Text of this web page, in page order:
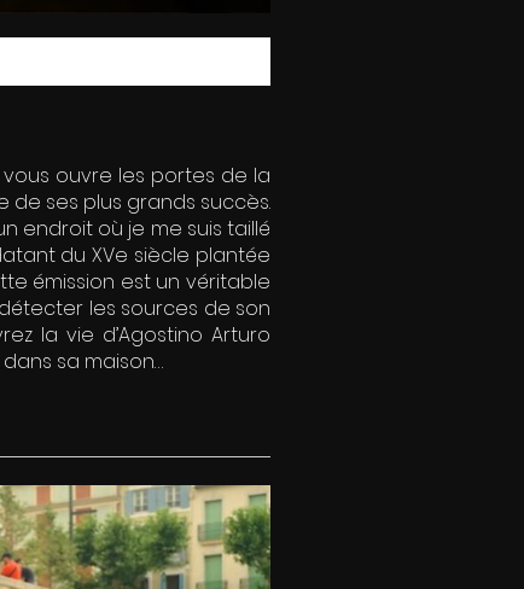
ouvre les portes de la
de ses plus grands succès.
endroit où je me suis taillé
du XVe siècle plantée
émission est un véritable
les sources de son
la vie d’Agostino Arturo
dans sa maison…